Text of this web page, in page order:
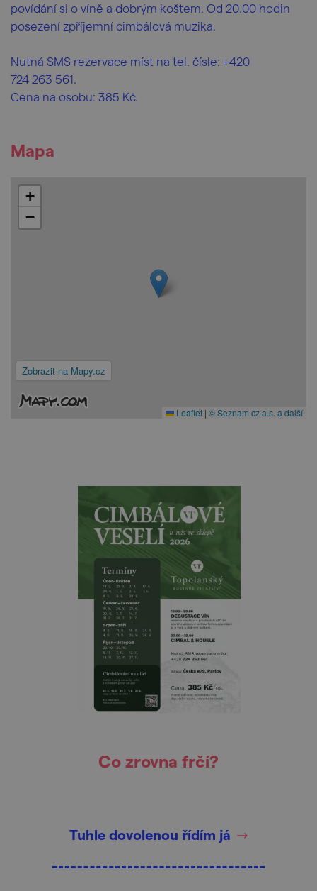
povídání si o víně a dobrým koštem. Od 20.00 hodin
posezení zpříjemní cimbálová muzika.
Nutná SMS rezervace míst na tel. čísle: +420
724 263 561.
Cena na osobu: 385 Kč.
Mapa
Zobrazit na Mapy.cz
+
−
Leaflet | © Seznam.cz a.s. a další
Co zrovna frčí?
Tuhle dovolenou řídím já